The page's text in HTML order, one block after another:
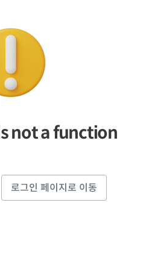
not a function
로그인 페이지로 이동